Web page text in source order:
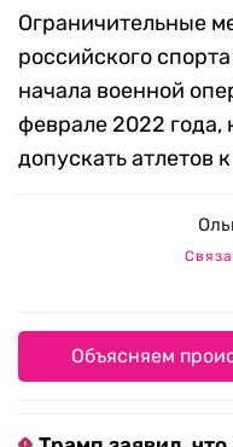
Ограничительные
российского
начала военной
феврале 2022
допускать атлетов
Объясняем